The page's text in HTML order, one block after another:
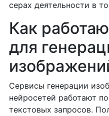
серах деятельности в
Как
для
Сервисы генерации
нейросетей работают
текстовых запросов.